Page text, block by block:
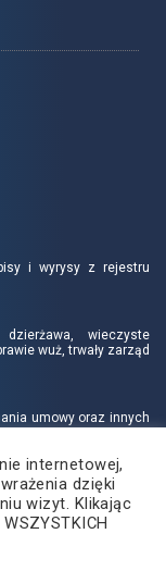
i wyrysy z rejestru
wieczyste
wuż, trwały zarząd
umowy oraz innych
na rachunek Urzędu
internetowej,
dzięki
wizyt. Klikając